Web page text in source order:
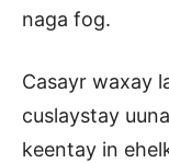
naga fog.
Casayr waxay
cuslaystay
keentay in